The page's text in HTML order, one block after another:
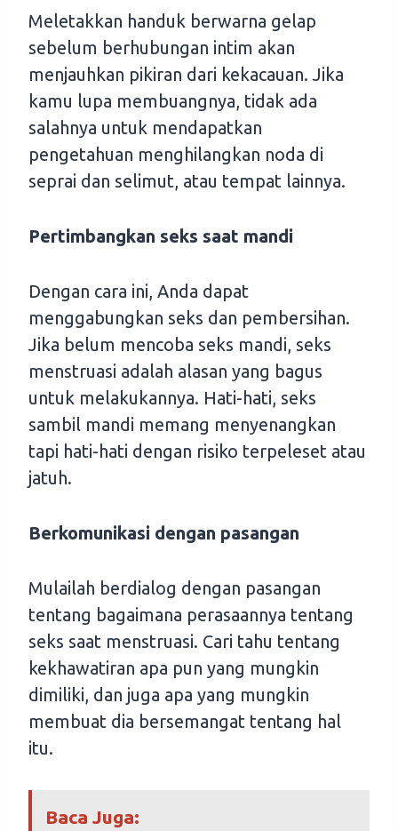
Meletakkan handuk berwarna gelap
sebelum berhubungan intim akan
menjauhkan pikiran dari kekacauan. Jika
kamu lupa membuangnya, tidak ada
salahnya untuk mendapatkan
pengetahuan menghilangkan noda di
seprai dan selimut, atau tempat lainnya.
Pertimbangkan seks saat mandi
Dengan cara ini, Anda dapat
menggabungkan seks dan pembersihan.
Jika belum mencoba seks mandi, seks
menstruasi adalah alasan yang bagus
untuk melakukannya. Hati-hati, seks
sambil mandi memang menyenangkan
tapi hati-hati dengan risiko terpeleset atau
jatuh.
Berkomunikasi dengan pasangan
Mulailah berdialog dengan pasangan
tentang bagaimana perasaannya tentang
seks saat menstruasi. Cari tahu tentang
kekhawatiran apa pun yang mungkin
dimiliki, dan juga apa yang mungkin
membuat dia bersemangat tentang hal
itu.
Baca Juga: